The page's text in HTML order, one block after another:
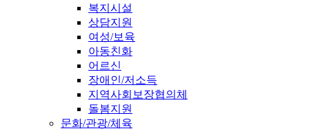
복지시설
상담지원
여성/보육
아동친화
어르신
장애인/저소득
지역사회보장협의체
돌봄지원
문화/관광/체육